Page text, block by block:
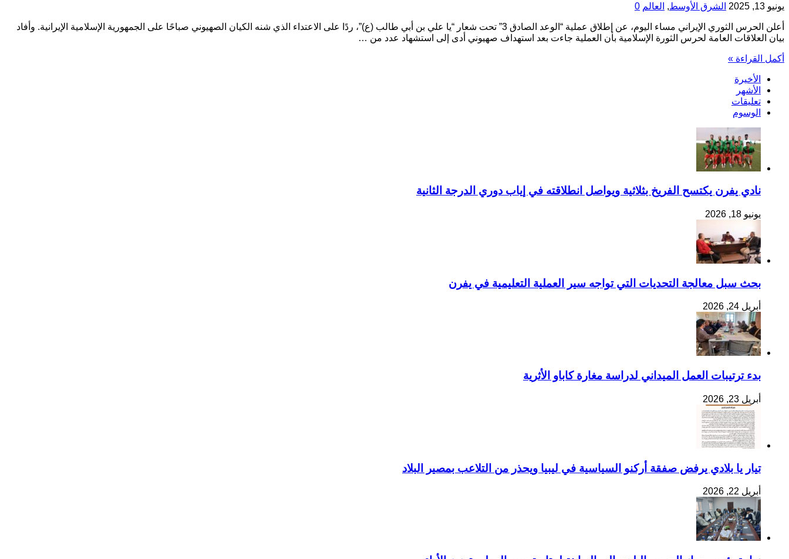
يونيو 13, 2025 الشرق الأوسط, العالم 0
أعلن الحرس الثوري الإيراني مساء اليوم، عن إطلاق عملية “الوعد الصادق 3” تحت شعار “يا علي بن أبي طالب (ع)”، ردًا على الاعتداء الذي شنه الكيان الصهيوني صباحًا على الجمهورية الإسلامية الإيرانية. وأفاد
بيان العلاقات العامة لحرس الثورة الإسلامية بأن العملية جاءت بعد استهداف صهيوني أدى إلى استشهاد عدد من …
أكمل القراءة »
الأخيرة
الأشهر
تعليقات
الوسوم
نادي يفرن يكتسح الفريخ بثلاثية ويواصل انطلاقته في إياب دوري الدرجة الثانية
يونيو 18, 2026
بحث سبل معالجة التحديات التي تواجه سير العملية التعليمية في يفرن
أبريل 24, 2026
بدء ترتيبات العمل الميداني لدراسة مغارة كاباو الأثرية
أبريل 23, 2026
تيار يا بلادي يرفض صفقة أركنو السياسية في ليبيا ويحذر من التلاعب بمصير البلاد
أبريل 22, 2026